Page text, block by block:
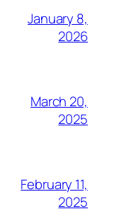
January 8,
2026
March 20,
2025
February 11,
2025